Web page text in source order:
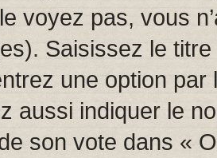
voyez pas, vous
Saisissez le
une option
aussi indiquer le
son vote dans «